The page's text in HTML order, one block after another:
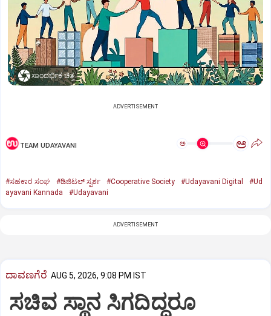
ಸಾಂದರ್ಭಿಕ ಚಿತ್ರ
ADVERTISEMENT
TEAM UDAYAVANI ಅ ಅ
#ಸಹಕಾರ ಸಂಘ #ಡಿಜಿಟಲ್‌ ಸ್ಪರ್ಶ #Cooperative Society #Udayavani Digital
#Ud
ayavani Kannada
#Udayavani
ADVERTISEMENT
ದಾವಣಗೆರೆ AUG 5, 2026, 9:08 PM IST
ಸಚಿವ ಸ್ಥಾನ ಸಿಗದಿದ್ದರೂ